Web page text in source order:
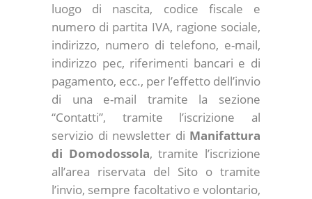
luogo di nascita, codice fiscale e
numero di partita IVA, ragione sociale,
indirizzo, numero di telefono, e-mail,
indirizzo pec, riferimenti bancari e di
pagamento, ecc., per l’effetto dell’invio
di una e-mail tramite la sezione
“Contatti”, tramite l’iscrizione al
servizio di newsletter di Manifattura
di Domodossola, tramite l’iscrizione
all’area riservata del Sito o tramite
l’invio, sempre facoltativo e volontario,